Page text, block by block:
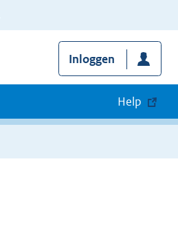
Inloggen
Help